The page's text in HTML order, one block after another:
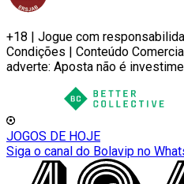
+18 | Jogue com
Condições | Conteúdo
adverte: Aposta não é
JOGOS DE HOJE
Siga o canal do Bolavip no